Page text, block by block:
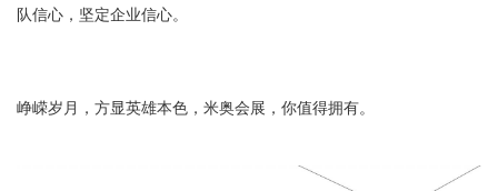
队信心，坚定企业信心。
峥嵘岁月，方显英雄本色，米奥会展，你值得拥有。